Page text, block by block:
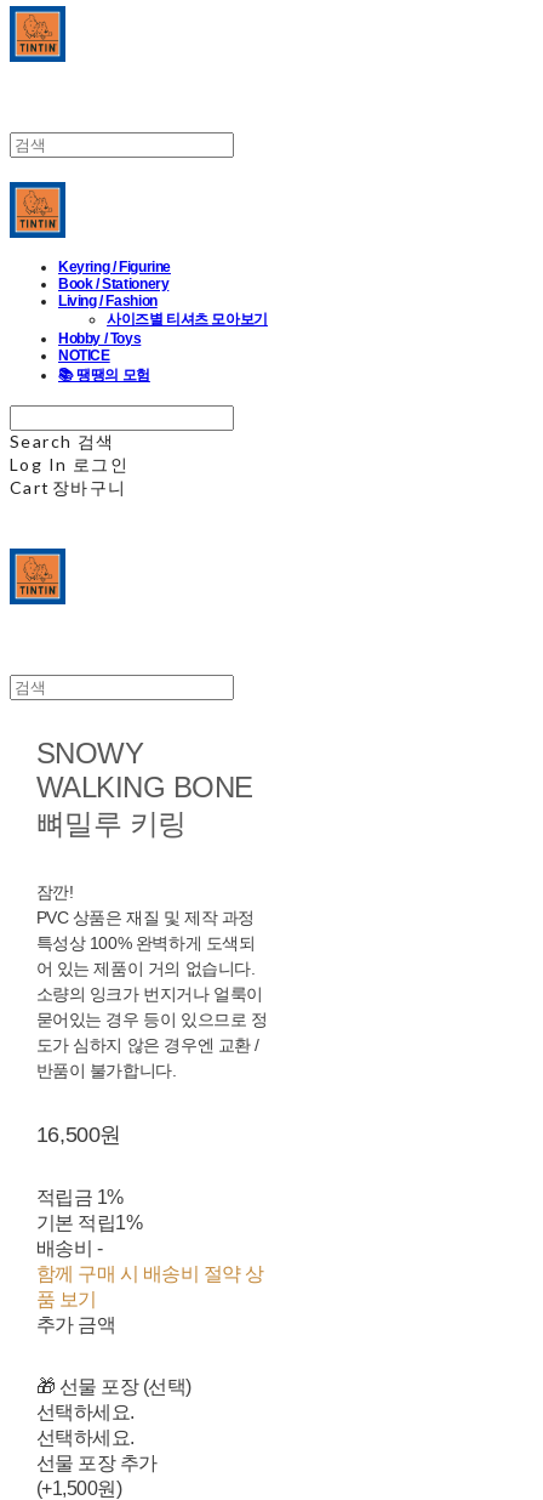
Keyring / Figurine
Book / Stationery
Living / Fashion
사이즈별 티셔츠 모아보기
Hobby / Toys
NOTICE
📚 땡땡의 모험
Search 검색
Log In 로그인
Cart 장바구니
SNOWY
WALKING BONE
뼈밀루 키링
잠깐!
PVC 상품은 재질 및 제작 과정
특성상 100% 완벽하게 도색되
어 있는 제품이 거의 없습니다.
소량의 잉크가 번지거나 얼룩이
묻어있는 경우 등이 있으므로 정
도가 심하지 않은 경우엔 교환 /
반품이 불가합니다.
16,500원
적립금 1%
기본 적립1%
배송비 -
함께 구매 시 배송비 절약 상
품 보기
추가 금액
🎁 선물 포장 (선택)
선택하세요.
선택하세요.
선물 포장 추가
(+1,500원)